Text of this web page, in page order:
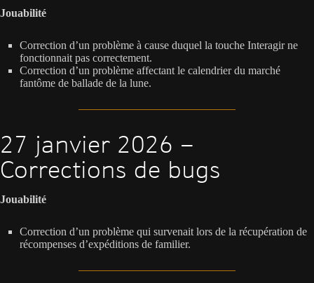
Jouabilité
Correction d’un problème à cause duquel la touche Interagir ne
fonctionnait pas correctement.
Correction d’un problème affectant le calendrier du marché
fantôme de ballade de la lune.
27 janvier 2026 –
Corrections de bugs
Jouabilité
Correction d’un problème qui survenait lors de la récupération de
récompenses d’expéditions de familier.